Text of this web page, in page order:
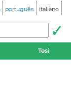
português italiano
Tesi